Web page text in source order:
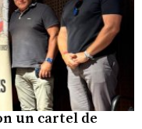
un cartel de